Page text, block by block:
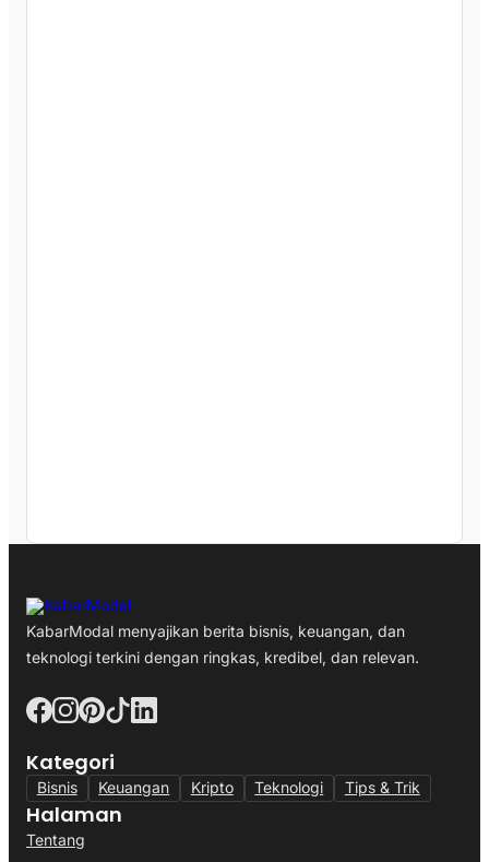
KabarModal menyajikan berita bisnis, keuangan, dan
teknologi terkini dengan ringkas, kredibel, dan relevan.
Kategori
Bisnis Keuangan Kripto Teknologi Tips & Trik
Halaman
Tentang